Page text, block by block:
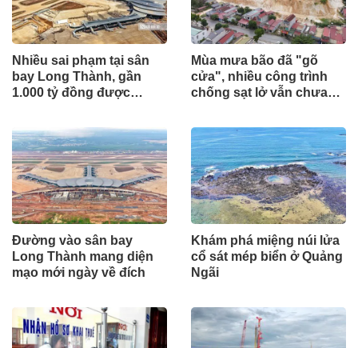
Nhiều sai phạm tại sân
bay Long Thành, gần
1.000 tỷ đồng được
Mùa mưa bão đã "gõ
cửa", nhiều công trình
chống sạt lở vẫn chưa
Đường vào sân bay
Long Thành mang diện
mạo mới ngày về đích
Khám phá miệng núi lửa
cổ sát mép biển ở Quảng
Ngãi